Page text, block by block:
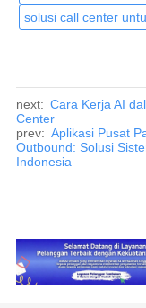
solusi call center
next: Cara Kerja AI
Center
prev: Aplikasi Pusat
Outbound: Solusi
Indonesia